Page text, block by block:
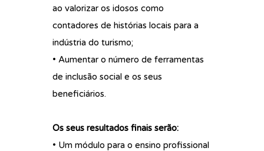
ao valorizar os idosos como
contadores de histórias locais para a
indústria do turismo;
• Aumentar o número de ferramentas
de inclusão social e os seus
beneficiários.
Os seus resultados finais serão:
• Um módulo para o ensino profissional